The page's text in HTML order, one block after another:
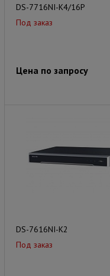
DS-7716NI-K4/16P
Под заказ
Цена по запросу
DS-7616NI-K2
Под заказ